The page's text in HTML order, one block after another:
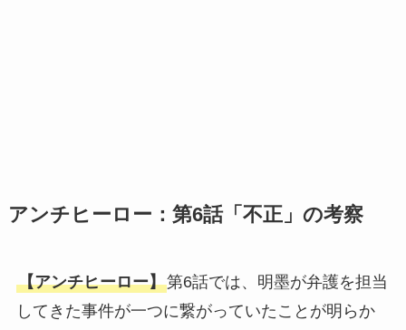
アンチヒーロー：第6話「不正」の考察
【アンチヒーロー】第6話では、明墨が弁護を担当
してきた事件が一つに繋がっていたことが明らか